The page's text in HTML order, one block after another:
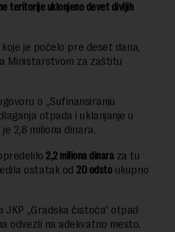
teritorije uklonjeno devet divljih
koje je počelo pre deset dana,
Ministarstvom za zaštitu
o „Sufinansiranju
otpada i uklanjanje u
2,8 miliona dinara.
2,2 miliona dinaraza tu
ostatak od 20 odstoukupno
„Gradska čistoća“ otpad
odvezli na adekvatno mesto.